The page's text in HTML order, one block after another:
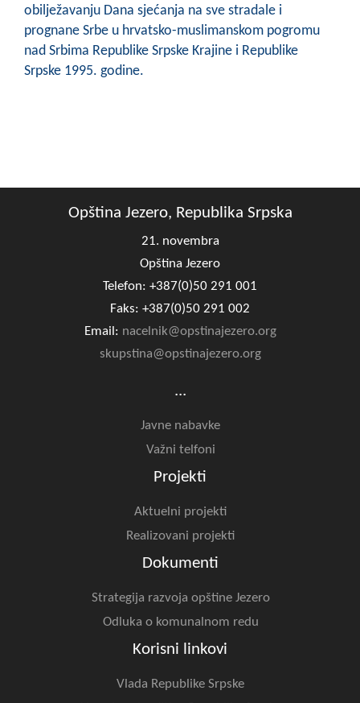
obilježavanju Dana sjećanja na sve stradale i
prognane Srbe u hrvatsko-muslimanskom pogromu
nad Srbima Republike Srpske Krajine i Republike
Srpske 1995. godine.
Opština Jezero, Republika Srpska
21. novembra
Opština Jezero
Telefon: +387(0)50 291 001
Faks: +387(0)50 291 002
Email: nacelnik@opstinajezero.org
skupstina@opstinajezero.org
...
Javne nabavke
Važni telfoni
Projekti
Aktuelni projekti
Realizovani projekti
Dokumenti
Strategija razvoja opštine Jezero
Odluka o komunalnom redu
Korisni linkovi
Vlada Republike Srpske